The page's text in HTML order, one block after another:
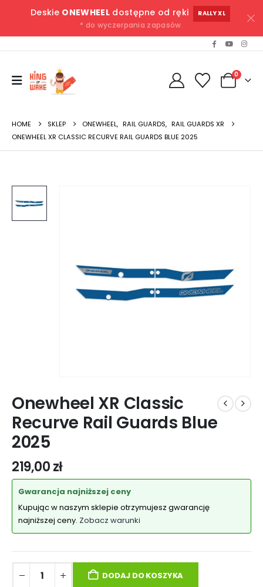
Deskie ONEWHEELdostępne od ręki RALLY XL
* do wyczerpania zapasów.
0
HOME SKLEP ONEWHEEL, RAIL GUARDS, RAIL GUARDS XR
ONEWHEEL XR CLASSIC RECURVE RAIL GUARDS BLUE 2025
Onewheel XR Classic
Recurve Rail Guards Blue
2025
219,00zł
Gwarancja najniższej ceny
Kupując w naszym sklepie otrzymujesz gwarancję
najniższej ceny. Zobacz warunki
DODAJ DO KOSZYKA